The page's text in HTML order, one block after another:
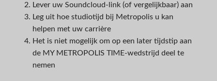
Lever uw Soundcloud-link (of vergelijkbaar) aan
Leg uit hoe studiotijd bij Metropolis u kan
helpen met uw carrière
Het is niet mogelijk om op een later tijdstip aan
de MY METROPOLIS TIME-wedstrijd deel te
nemen